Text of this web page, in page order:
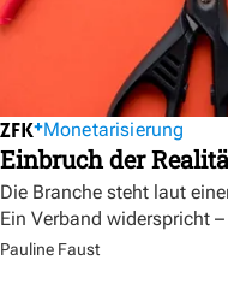
Monetarisierung
Einbruch der
Die Branche steht laut
Ein Verband widerspricht
Pauline Faust